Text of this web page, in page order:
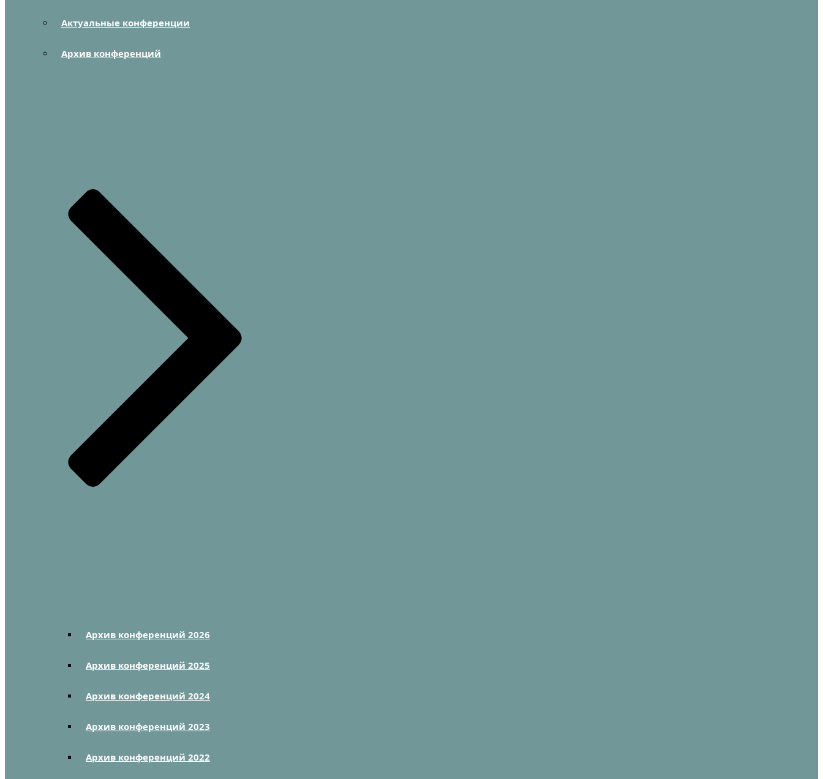
Актуальные конференции
Архив конференций
Архив конференций 2026
Архив конференций 2025
Архив конференций 2024
Архив конференций 2023
Архив конференций 2022